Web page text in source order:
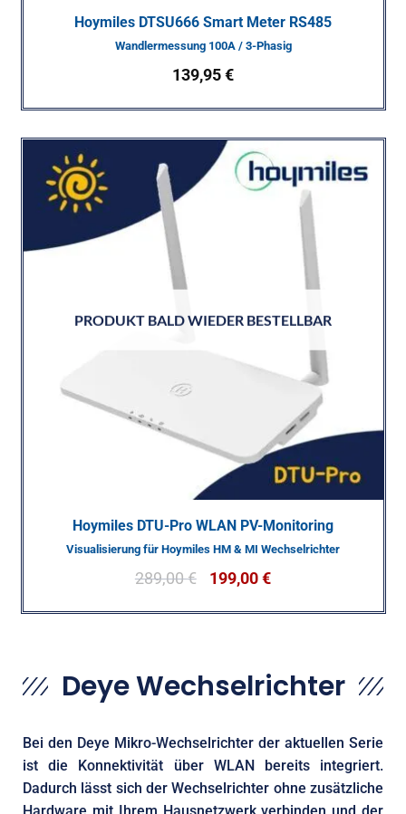
Hoymiles DTSU666 Smart Meter RS485
Wandlermessung 100A / 3-Phasig
139,95€
PRODUKT BALD WIEDER BESTELLBAR
Hoymiles DTU-Pro WLAN PV-Monitoring
Visualisierung für Hoymiles HM & MI Wechselrichter
289,00€ 199,00€
Deye Wechselrichter
Bei den Deye Mikro-Wechselrichter der aktuellen Serie
ist die Konnektivität über WLAN bereits integriert.
Dadurch lässt sich der Wechselrichter ohne zusätzliche
Hardware mit Ihrem Hausnetzwerk verbinden und der